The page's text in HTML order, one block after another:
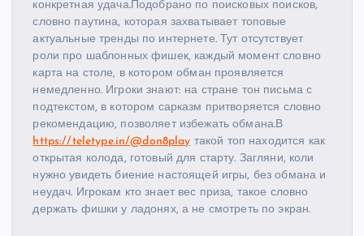
конкретная удача.Подобрано по поисковых поисков,
словно паутина, которая захватывает топовые
актуальные тренды по интернете. Тут отсутствует
роли про шаблонных фишек, каждый момент словно
карта на столе, в котором обман проявляется
немедленно. Игроки знают: на стране тон письма с
подтекстом, в котором сарказм притворяется словно
рекомендацию, позволяет избежать обмана.В
https://teletype.in/@don8play такой топ находится как
открытая колода, готовый для старту. Загляни, коли
нужно увидеть биение настоящей игры, без обмана и
неудач. Игрокам кто знает вес приза, такое словно
держать фишки у ладонях, а не смотреть по экран.